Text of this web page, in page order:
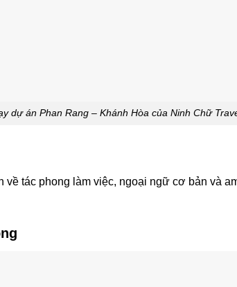
dự án Phan Rang – Khánh Hòa của Ninh Chữ
tác phong làm việc, ngoại ngữ cơ bản và